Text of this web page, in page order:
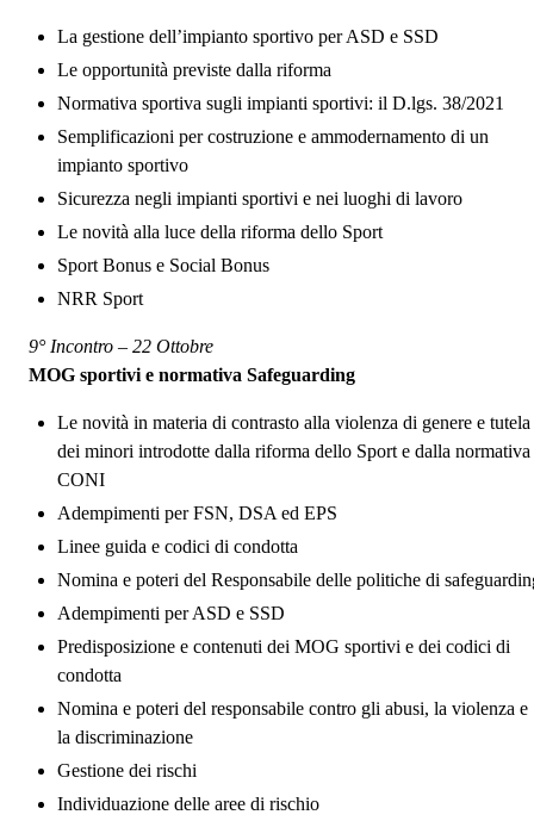
La gestione dell’impianto sportivo per ASD e SSD
Le opportunità previste dalla riforma
Normativa sportiva sugli impianti sportivi: il D.lgs. 38/2021
Semplificazioni per costruzione e ammodernamento di un
impianto sportivo
Sicurezza negli impianti sportivi e nei luoghi di lavoro
Le novità alla luce della riforma dello Sport
Sport Bonus e Social Bonus
NRR Sport
9° Incontro – 22 Ottobre
MOG sportivi e normativa Safeguarding
Le novità in materia di contrasto alla violenza di genere e tutela
dei minori introdotte dalla riforma dello Sport e dalla normativa
CONI
Adempimenti per FSN, DSA ed EPS
Linee guida e codici di condotta
Nomina e poteri del Responsabile delle politiche di
Adempimenti per ASD e SSD
Predisposizione e contenuti dei MOG sportivi e dei codici di
condotta
Nomina e poteri del responsabile contro gli abusi, la violenza e
la discriminazione
Gestione dei rischi
Individuazione delle aree di rischio